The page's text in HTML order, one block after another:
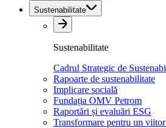
Sustenabilitate
Sustenabilitate
Cadrul Strategic de
Rapoarte de sustenabilitate
Implicare socială
Fundația OMV Petrom
Raportări și evaluări ESG
Transformare pentru un